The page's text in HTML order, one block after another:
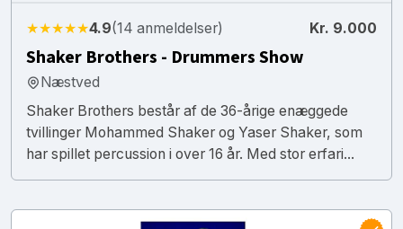
★★★★★4.9(14 anmeldelser) Kr. 9.000
Shaker Brothers - Drummers Show
Næstved
Shaker Brothers består af de 36-årige enæggede
tvillinger Mohammed Shaker og Yaser Shaker, som
har spillet percussion i over 16 år. Med stor erfari...